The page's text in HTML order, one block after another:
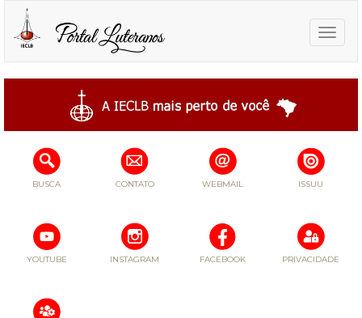
Toggle
BUSCA CONTATO WEBMAIL ISSUU
YOUTUBE INSTAGRAM FACEBOOK PRIVACIDADE